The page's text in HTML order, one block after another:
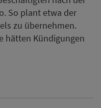
So plant etwa der
zu übernehmen.
hätten Kündigungen